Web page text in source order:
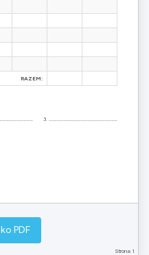
RAZEM:
3. ……………………………………………………
z …………….
Strona 1
PDF